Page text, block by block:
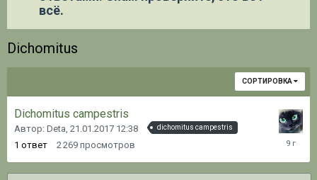
всё.
Dichomitus
СОРТИРОВКА
Dichomitus campestris
Автор: Deta, 21.01.2017 12:38 dichomitus campestris
1 ответ 2 269 просмотров